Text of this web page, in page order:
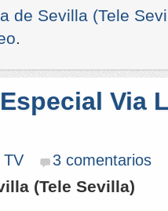
de Sevilla (Tele
.
Via
TV 3 comentarios
(Tele Sevilla)